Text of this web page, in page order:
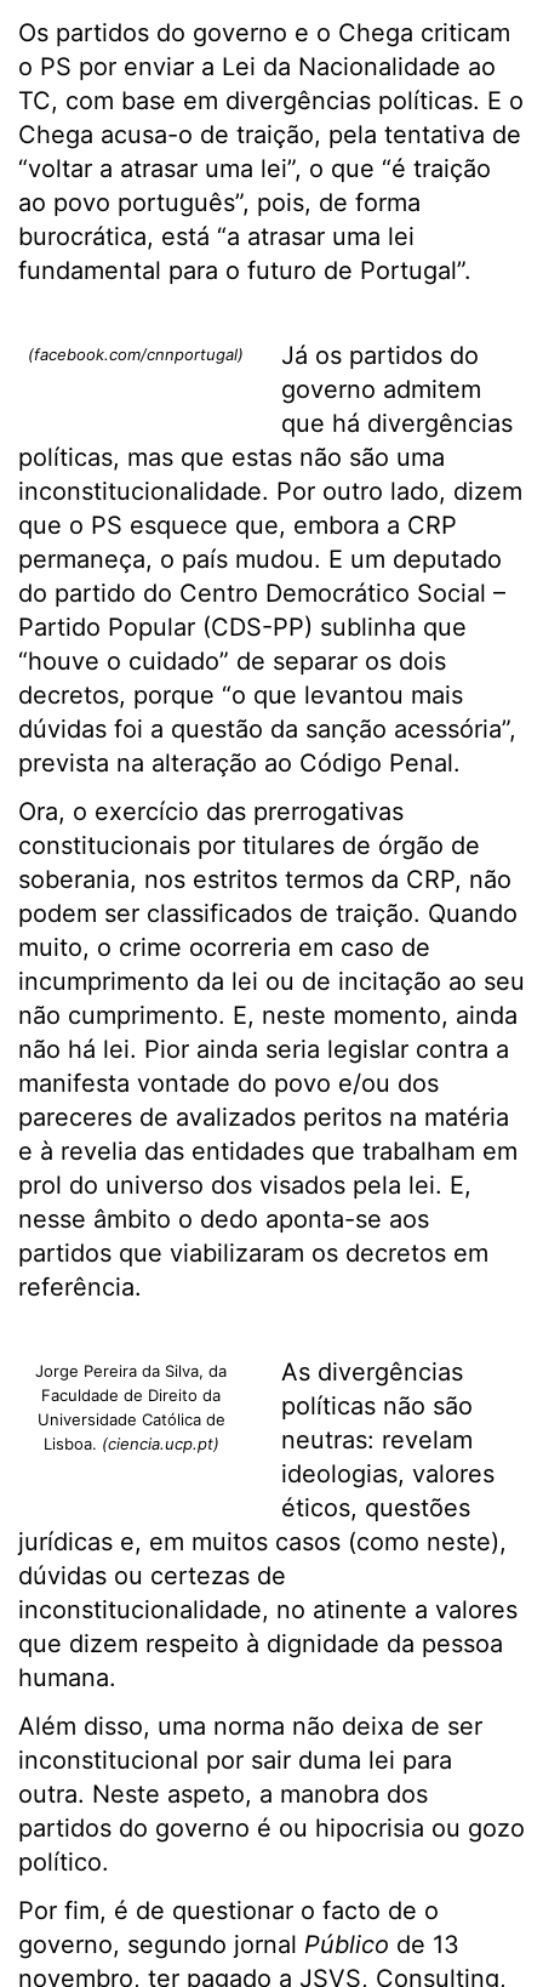
Os partidos do governo e o Chega criticam
o PS por enviar a Lei da Nacionalidade ao
TC, com base em divergências políticas. E o
Chega acusa-o de traição, pela tentativa de
“voltar a atrasar uma lei”, o que “é traição
ao povo português”, pois, de forma
burocrática, está “a atrasar uma lei
fundamental para o futuro de Portugal”.
(facebook.com/cnnportugal)
Já os partidos do
governo admitem
que há divergências
políticas, mas que estas não são uma
inconstitucionalidade. Por outro lado, dizem
que o PS esquece que, embora a CRP
permaneça, o país mudou. E um deputado
do partido do Centro Democrático Social –
Partido Popular (CDS-PP) sublinha que
“houve o cuidado” de separar os dois
decretos, porque “o que levantou mais
dúvidas foi a questão da sanção acessória”,
prevista na alteração ao Código Penal.
Ora, o exercício das prerrogativas
constitucionais por titulares de órgão de
soberania, nos estritos termos da CRP, não
podem ser classificados de traição. Quando
muito, o crime ocorreria em caso de
incumprimento da lei ou de incitação ao seu
não cumprimento. E, neste momento, ainda
não há lei. Pior ainda seria legislar contra a
manifesta vontade do povo e/ou dos
pareceres de avalizados peritos na matéria
e à revelia das entidades que trabalham em
prol do universo dos visados pela lei. E,
nesse âmbito o dedo aponta-se aos
partidos que viabilizaram os decretos em
referência.
Jorge Pereira da Silva, da
Faculdade de Direito da
Universidade Católica de
Lisboa. (ciencia.ucp.pt)
As divergências
políticas não são
neutras: revelam
ideologias, valores
éticos, questões
jurídicas e, em muitos casos (como neste),
dúvidas ou certezas de
inconstitucionalidade, no atinente a valores
que dizem respeito à dignidade da pessoa
humana.
Além disso, uma norma não deixa de ser
inconstitucional por sair duma lei para
outra. Neste aspeto, a manobra dos
partidos do governo é ou hipocrisia ou gozo
político.
Por fim, é de questionar o facto de o
governo, segundo jornal Público de 13
novembro, ter pagado a JSVS, Consulting,